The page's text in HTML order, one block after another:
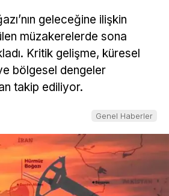
geleceğine ilişkin
müzakerelerde sona
Kritik gelişme, küresel
bölgesel dengeler
takip ediliyor.
Genel Haberler